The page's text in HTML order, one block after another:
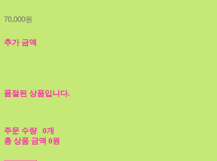
70,000원
추가 금액
품절된 상품입니다.
주문 수량
0개
총 상품 금액 0원